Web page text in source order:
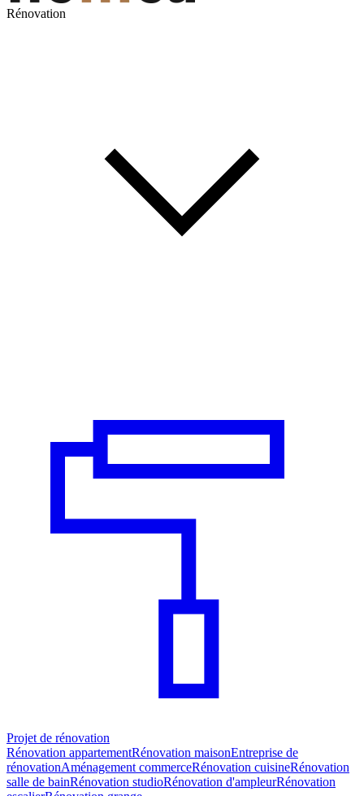
Rénovation
Projet de rénovation
Rénovation appartementRénovation maisonEntreprise de
rénovationAménagement commerceRénovation cuisineRénovation
salle de bainRénovation studioRénovation d'ampleurRénovation